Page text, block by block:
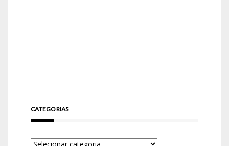
CATEGORIAS